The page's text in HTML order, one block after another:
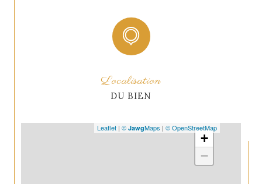
Localisation
DU BIEN
+
−
Leaflet | © JawgMaps | © OpenStreetMap